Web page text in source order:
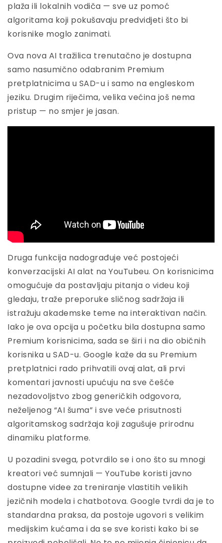
plaža ili lokalnih vodiča — sve uz pomoć
algoritama koji pokušavaju predvidjeti što bi
korisnike moglo zanimati.
Ova nova AI tražilica trenutačno je dostupna
samo nasumično odabranim Premium
pretplatnicima u SAD-u i samo na engleskom
jeziku. Drugim riječima, velika većina još nema
pristup — no smjer je jasan.
Druga funkcija nadograđuje već postojeći
konverzacijski AI alat na YouTubeu. On korisnicima
omogućuje da postavljaju pitanja o videu koji
gledaju, traže preporuke sličnog sadržaja ili
istražuju akademske teme na interaktivan način.
Iako je ova opcija u početku bila dostupna samo
Premium korisnicima, sada se širi i na dio običnih
korisnika u SAD-u. Google kaže da su Premium
pretplatnici rado prihvatili ovaj alat, ali prvi
komentari javnosti upućuju na sve češće
nezadovoljstvo zbog generičkih odgovora,
neželjenog “AI šuma” i sve veće prisutnosti
algoritamskog sadržaja koji zagušuje prirodnu
dinamiku platforme.
U pozadini svega, potvrdilo se i ono što su mnogi
kreatori već sumnjali — YouTube koristi javno
dostupne videe za treniranje vlastitih velikih
jezičnih modela i chatbotova. Google tvrdi da je to
standardna praksa, da postoje ugovori s velikim
medijskim kućama i da se sve koristi kako bi se